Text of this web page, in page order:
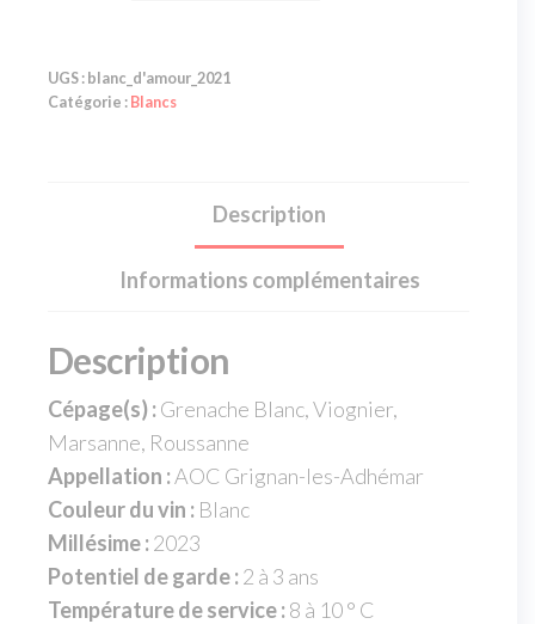
UGS : blanc_d'amour_2021
Catégorie : Blancs
Description
Informations complémentaires
Description
Cépage(s) :Grenache Blanc, Viognier,
Marsanne, Roussanne
Appellation :AOC Grignan-les-Adhémar
Couleur du vin : Blanc
Millésime :2023
Potentiel de garde :2 à 3 ans
Température de service :8 à 10 ° C